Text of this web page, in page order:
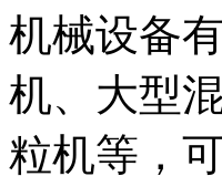
机械设备
机、大型
粒机等，